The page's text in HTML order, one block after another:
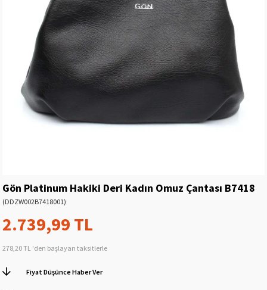
Gön Platinum Hakiki Deri Kadın Omuz Çantası B7418
(DDZW002B7418001)
2.739,99 TL
278,20 TL 'den başlayan taksitlerle
Fiyat Düşünce Haber Ver